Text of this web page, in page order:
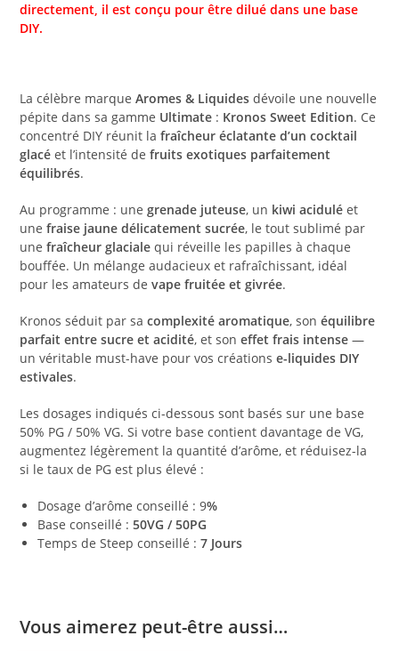
directement, il est conçu pour être dilué dans une base
DIY.
La célèbre marqueAromes & Liquides dévoile une nouvelle
pépite dans sa gamme Ultimate : Kronos Sweet Edition. Ce
concentré DIY réunit lafraîcheur éclatante d’un cocktail
glacé et l’intensité defruits exotiques parfaitement
équilibrés.
Au programme : unegrenade juteuse, un kiwi acidulé et
unefraise jaune délicatement sucrée, le tout sublimé par
unefraîcheur glaciale qui réveille les papilles à chaque
bouffée. Un mélange audacieux et rafraîchissant, idéal
pour les amateurs devape fruitée et givrée.
Kronos séduit par sacomplexité aromatique, sonéquilibre
parfait entre sucre et acidité, et soneffet frais intense —
un véritable must-have pour vos créationse-liquides DIY
estivales.
Les dosages indiqués ci-dessous sont basés sur une base
50% PG / 50% VG. Si votre base contient davantage de VG,
augmentez légèrement la quantité d’arôme, et réduisez-la
si le taux de PG est plus élevé :
Dosage d’arôme conseillé : 9%
Base conseillé :50VG / 50PG
Temps de Steep conseillé :7 Jours
Vous aimerez peut-être aussi…